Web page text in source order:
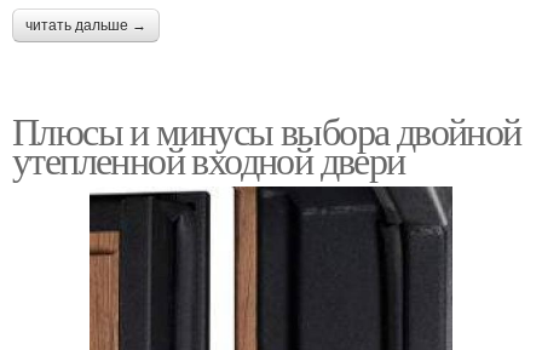
читать дальше →
Плюсы и минусы выбора двойной
утепленной входной двери